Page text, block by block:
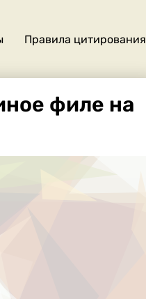
Правила цитирования
филе на